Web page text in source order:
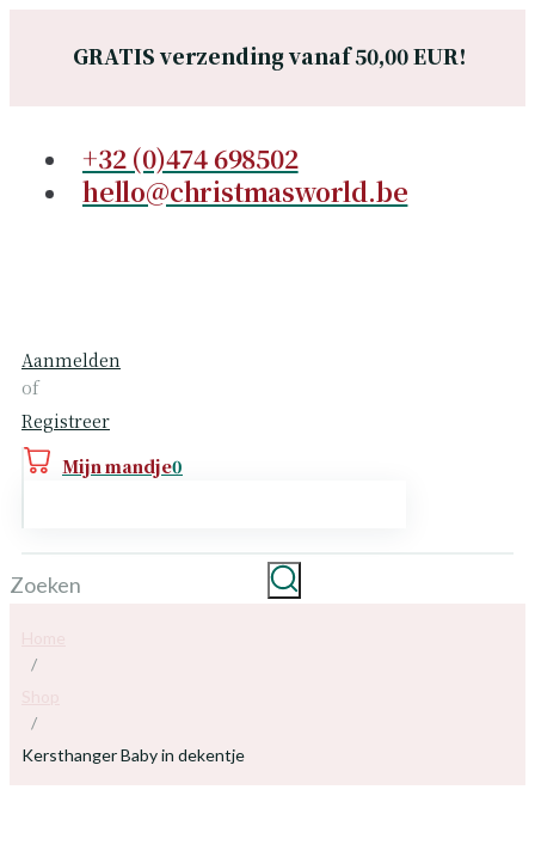
GRATIS verzending vanaf 50,00 EUR!
+32 (0)474 698502
hello@christmasworld.be
Aanmelden
of
Registreer
Mijn mandje0
/
/
Kersthanger Baby in dekentje